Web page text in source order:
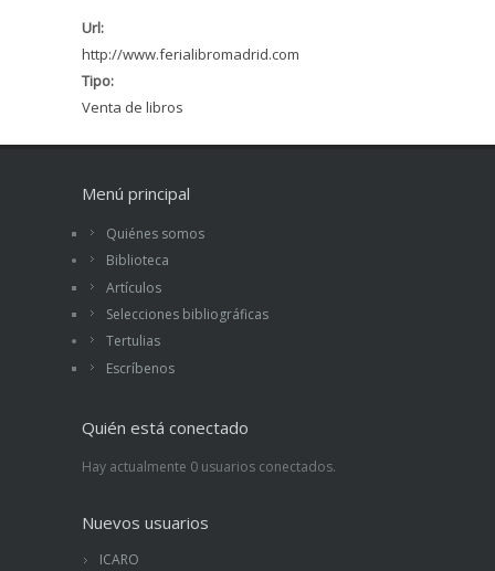
Url:
http://www.ferialibromadrid.com
Tipo:
Venta de libros
Menú principal
Quiénes somos
Biblioteca
Artículos
Selecciones bibliográficas
Tertulias
Escríbenos
Quién está conectado
Hay actualmente 0 usuarios conectados.
Nuevos usuarios
ICARO